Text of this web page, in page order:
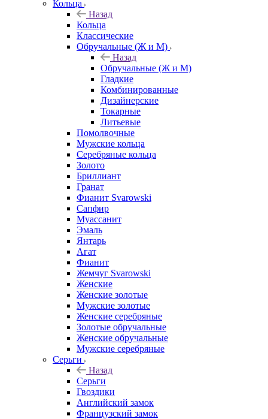
Кольца
Назад
Кольца
Классические
Обручальные (Ж и М)
Назад
Обручальные (Ж и М)
Гладкие
Комбинированные
Дизайнерские
Токарные
Литьевые
Помолвочные
Мужские кольца
Серебряные кольца
Золото
Бриллиант
Гранат
Фианит Svarowski
Сапфир
Муассанит
Эмаль
Янтарь
Агат
Фианит
Жемчуг Svarowski
Женские
Женские золотые
Мужские золотые
Женские серебряные
Золотые обручальные
Женские обручальные
Мужские серебряные
Серьги
Назад
Серьги
Гвоздики
Английский замок
Французский замок